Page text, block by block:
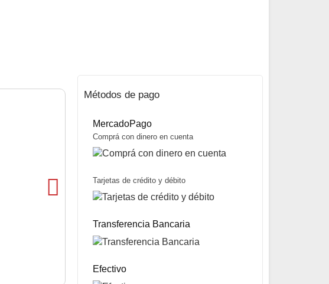
Precio sin impuestos nacionales:$1.975
10% OFFabonando con Efectivo
Métodos de pago
MercadoPago
Comprá con dinero en cuenta
Tarjetas de crédito y débito
Transferencia Bancaria
Efectivo